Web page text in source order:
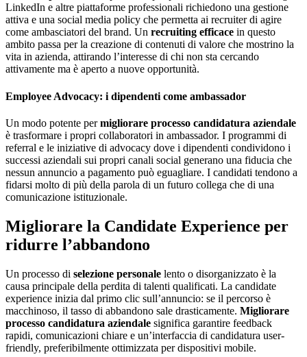
LinkedIn e altre piattaforme professionali richiedono una gestione
attiva e una social media policy che permetta ai recruiter di agire
come ambasciatori del brand. Un recruiting efficace in questo
ambito passa per la creazione di contenuti di valore che mostrino la
vita in azienda, attirando l’interesse di chi non sta cercando
attivamente ma è aperto a nuove opportunità.
Employee Advocacy: i dipendenti come ambassador
Un modo potente permigliorare processo candidatura aziendale
è trasformare i propri collaboratori in ambassador. I programmi di
referral e le iniziative di advocacy dove i dipendenti condividono i
successi aziendali sui propri canali social generano una fiducia che
nessun annuncio a pagamento può eguagliare. I candidati tendono a
fidarsi molto di più della parola di un futuro collega che di una
comunicazione istituzionale.
Migliorare la Candidate Experience per
ridurre l’abbandono
Un processo di selezione personale lento o disorganizzato è la
causa principale della perdita di talenti qualificati. La candidate
experience inizia dal primo clic sull’annuncio: se il percorso è
macchinoso, il tasso di abbandono sale drasticamente. Migliorare
processo candidatura aziendale significa garantire feedback
rapidi, comunicazioni chiare e un’interfaccia di candidatura user-
friendly, preferibilmente ottimizzata per dispositivi mobile.